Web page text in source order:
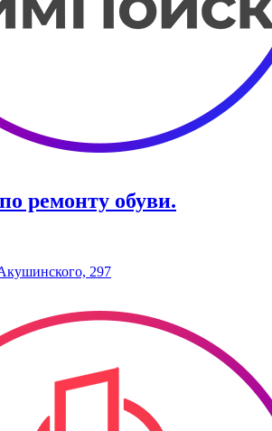
ремонту обуви.
297